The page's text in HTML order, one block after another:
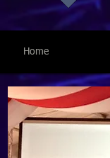
Home